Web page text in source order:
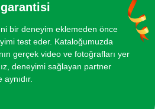
bir deneyim eklemeden önce
test eder. Kataloğumuzda
gerçek video ve fotoğrafları yer
deneyimi sağlayan partner
aynıdır.